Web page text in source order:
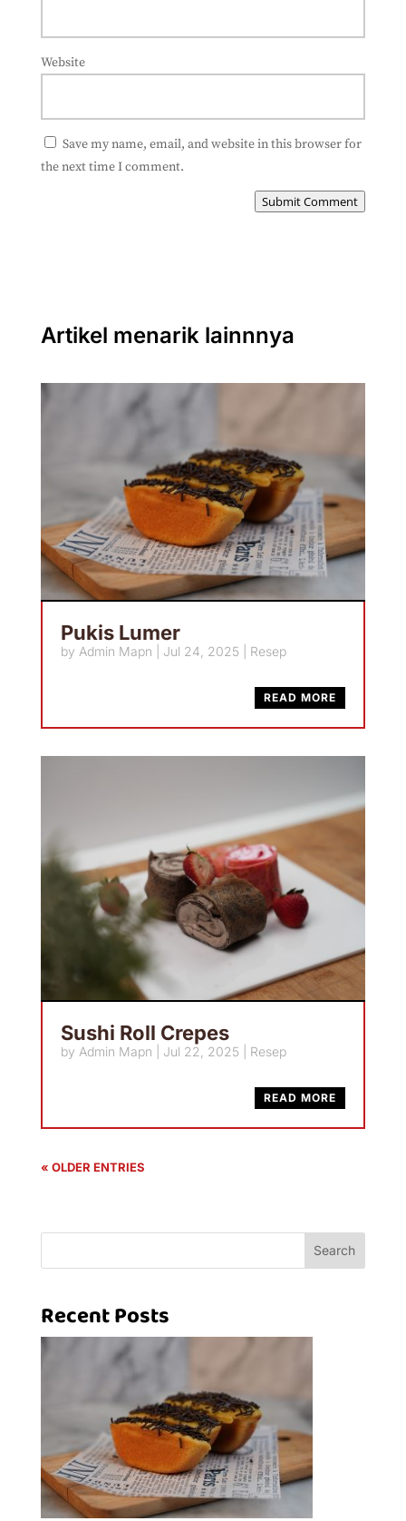
Website
Save my name, email, and website in this browser for
the next time I comment.
Submit Comment
Artikel menarik lainnnya
Pukis Lumer
by Admin Mapn Jul 24, 2025 Resep
READ MORE
Sushi Roll Crepes
by Admin Mapn Jul 22, 2025 Resep
READ MORE
« OLDER ENTRIES
Search
Recent Posts